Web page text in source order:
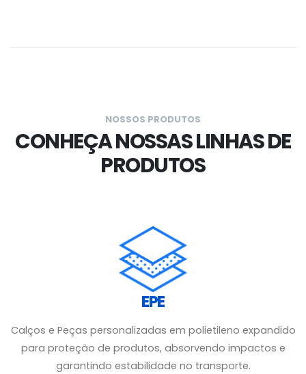
NOSSOS PRODUTOS
CONHEÇA NOSSAS LINHAS DE
PRODUTOS
EPE
Calços e Peças personalizadas em polietileno expandido
para proteção de produtos, absorvendo impactos e
garantindo estabilidade no transporte.